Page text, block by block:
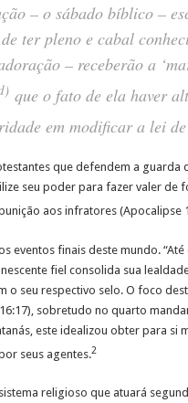
– o sábado bíblico –
ter pleno e cabal
– receberão a
que o fato de ela haver
em modificar a lei
que defendem a guarda
seu poder para fazer valer de
aos infratores (Apocalipse
eventos finais deste mundo.
fiel consolida sua
o seu respectivo selo. O foco
sobretudo no quarto
este idealizou obter para
seus agentes.2
religioso que atuará